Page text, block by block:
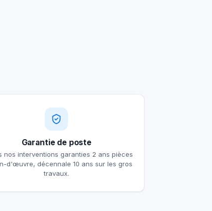
Garantie de poste
nos interventions garanties 2 ans pièces
d'œuvre, décennale 10 ans sur les gros
travaux.